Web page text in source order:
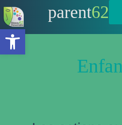
Ouvrir la barre d’outils
parent62